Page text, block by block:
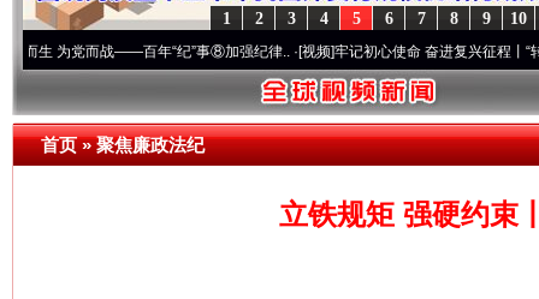
10
9
8
7
6
5
4
3
2
1
而战——百年“纪”事⑧加强纪律..·[视频]牢记初心使命 奋进复兴征程丨“转折之城”激
首页»聚焦廉政法纪
立铁规矩 强硬约束